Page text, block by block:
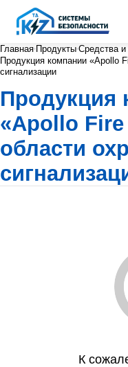
Главная Продукты Средства и
Продукция компании «Apollo
сигнализации
Продукция
«Apollo
области
К